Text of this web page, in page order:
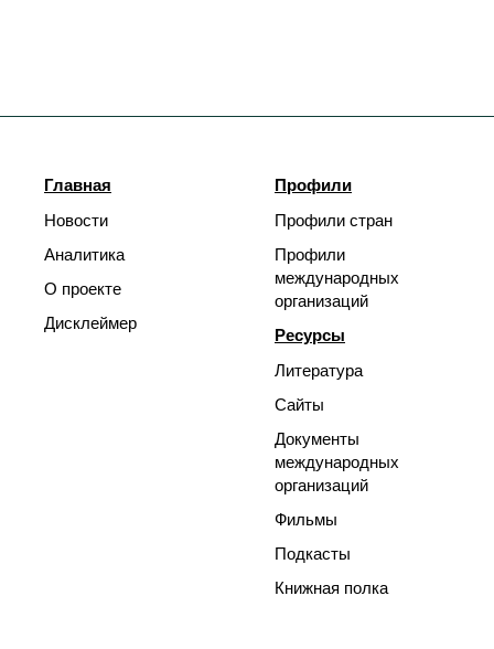
Главная
Новости
Аналитика
О проекте
Дисклеймер
Профили
Профили стран
Профили
международных
организаций
Ресурсы
Литература
Сайты
Документы
международных
организаций
Фильмы
Подкасты
Книжная полка